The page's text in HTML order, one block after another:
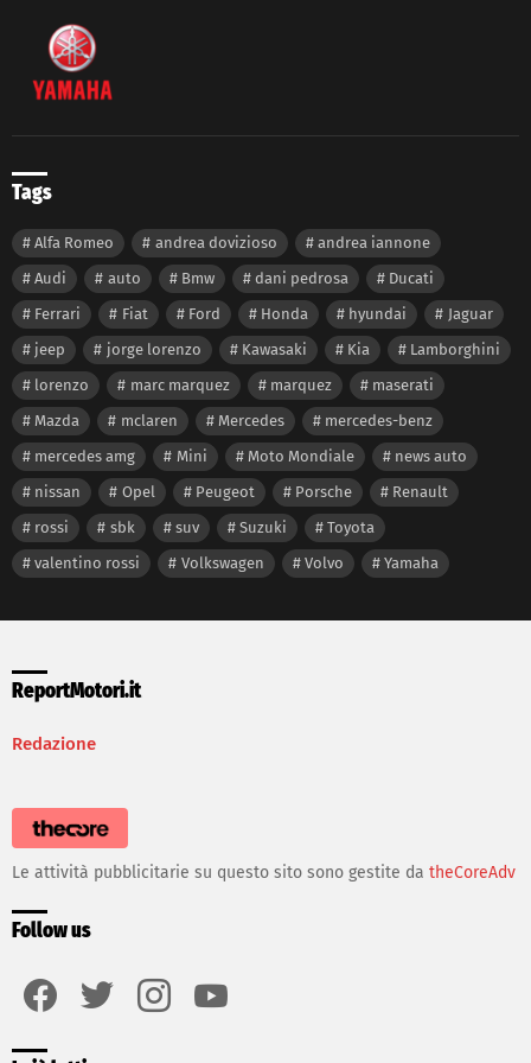
Tags
Alfa Romeo andrea dovizioso
andrea iannone
Audi
auto Bmw dani pedrosa
Ducati
Ferrari
Fiat Ford Honda hyundai
Jaguar
jeep
jorge lorenzo Kawasaki Kia
Lamborghini
lorenzo
marc marquez marquez
maserati
Mazda
mclaren Mercedes
mercedes-benz
mercedes amg
Mini Moto Mondiale
news auto
nissan
Opel Peugeot Porsche
Renault
rossi
sbk suv Suzuki
Toyota
valentino rossi
Volkswagen Volvo Yamaha
ReportMotori.it
Redazione
Le attività pubblicitarie su questo sito sono gestite da theCoreAdv
Follow us